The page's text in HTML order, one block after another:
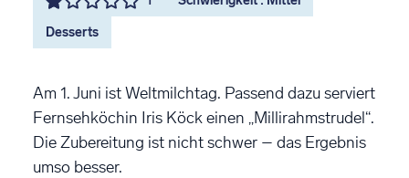
Desserts
Am 1. Juni ist Weltmilchtag. Passend dazu serviert
Fernsehköchin Iris Köck einen „Millirahmstrudel“.
Die Zubereitung ist nicht schwer – das Ergebnis
umso besser.